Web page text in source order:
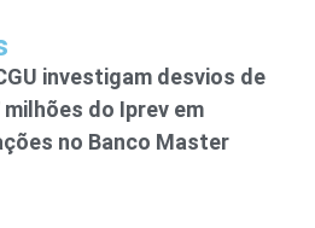
investigam desvios de
milhões do Iprev em
no Banco Master